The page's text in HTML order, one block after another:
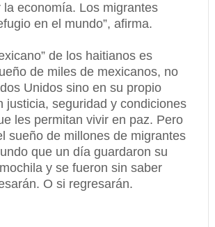
la economía. Los migrantes
en el mundo”, afirma.
de los haitianos es
de miles de mexicanos, no
Unidos sino en su propio
justicia, seguridad y condiciones
les permitan vivir en paz. Pero
sueño de millones de migrantes
que un día guardaron su
y se fueron sin saber
O si regresarán.